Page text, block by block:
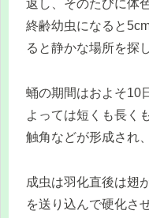
返し、そのたびに体
終齢幼虫になると
ると静かな場所を探
蛹の期間はおよそ10
よっては短くも長く
触角などが形成され
成虫は羽化直後は翅
を送り込んで硬化さ